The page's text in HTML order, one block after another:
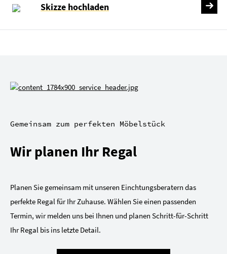
Skizze hochladen
Gemeinsam zum perfekten Möbelstück
Wir planen Ihr Regal
Planen Sie gemeinsam mit unseren Einchtungsberatern das
perfekte Regal für Ihr Zuhause. Wählen Sie einen passenden
Termin, wir melden uns bei Ihnen und planen Schritt-für-Schritt
Ihr Regal bis ins letzte Detail.